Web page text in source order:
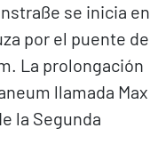
se inicia en
por el puente de
La prolongación
llamada Max
la Segunda